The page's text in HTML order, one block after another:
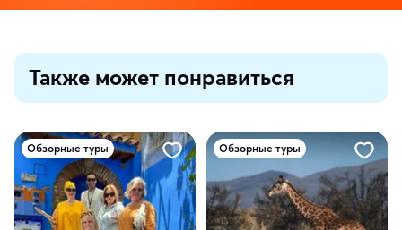
Также может понравиться
Обзорные туры Обзорные туры